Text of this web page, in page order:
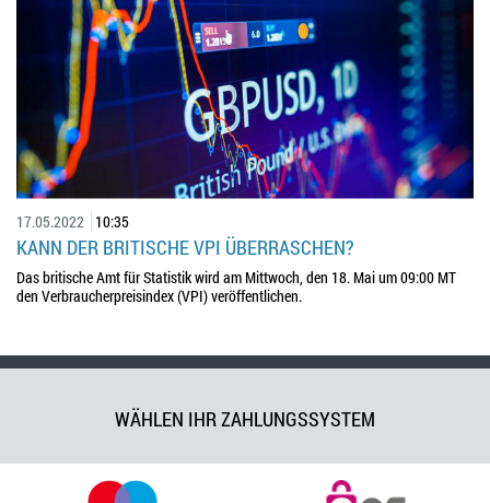
17.05.2022 10:35
KANN DER BRITISCHE VPI ÜBERRASCHEN?
Das britische Amt für Statistik wird am Mittwoch, den 18. Mai um 09:00 MT
den Verbraucherpreisindex (VPI) veröffentlichen.
WÄHLEN IHR ZAHLUNGSSYSTEM